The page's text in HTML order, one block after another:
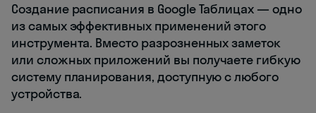
Создание расписания в Google Таблицах — одно
из самых эффективных применений этого
инструмента. Вместо разрозненных заметок
или сложных приложений вы получаете гибкую
систему планирования, доступную с любого
устройства.